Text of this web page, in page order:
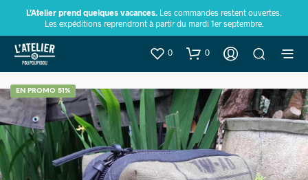
L’Atelier prend quelques vacances. Les commandes restent ouvertes.
Les expéditions reprendront à partir du mardi 1er septembre.
0 0
EN PROMO 51%